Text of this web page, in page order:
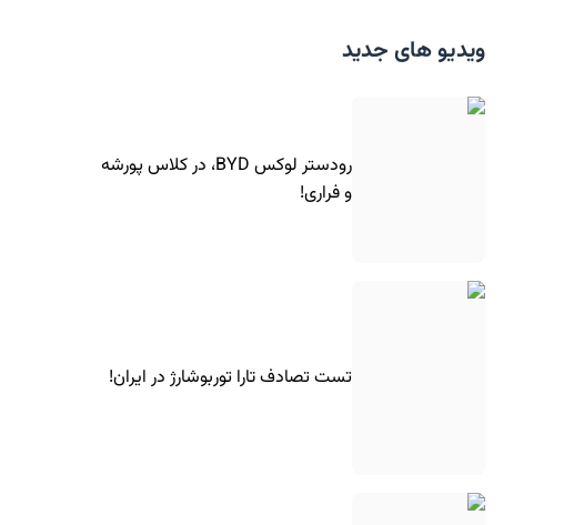
ویدیو های جدید
رودستر لوکس BYD، در کلاس پورشه
و فراری!
تست تصادف تارا توربوشارژ در ایران!